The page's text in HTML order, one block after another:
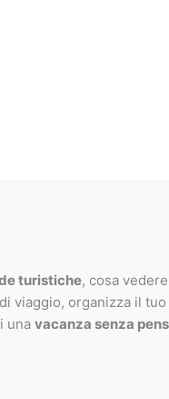
turistiche, cosa
viaggio, organizza il tuo
una vacanza senza